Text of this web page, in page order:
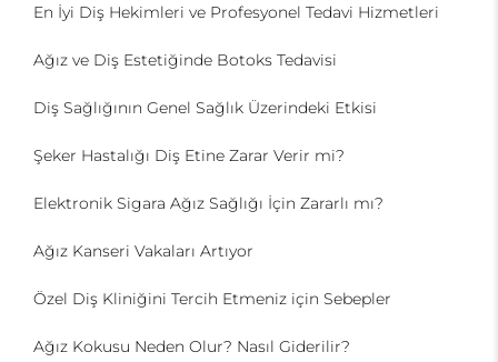
En İyi Diş Hekimleri ve Profesyonel Tedavi Hizmetleri
Ağız ve Diş Estetiğinde Botoks Tedavisi
Diş Sağlığının Genel Sağlık Üzerindeki Etkisi
Şeker Hastalığı Diş Etine Zarar Verir mi?
Elektronik Sigara Ağız Sağlığı İçin Zararlı mı?
Ağız Kanseri Vakaları Artıyor
Özel Diş Kliniğini Tercih Etmeniz için Sebepler
Ağız Kokusu Neden Olur? Nasıl Giderilir?